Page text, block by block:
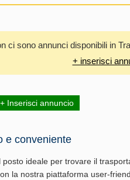
ci sono annunci disponibili in
+ inserisci
+ Inserisci annuncio
e conveniente
posto ideale per trovare il
la nostra piattaforma user-